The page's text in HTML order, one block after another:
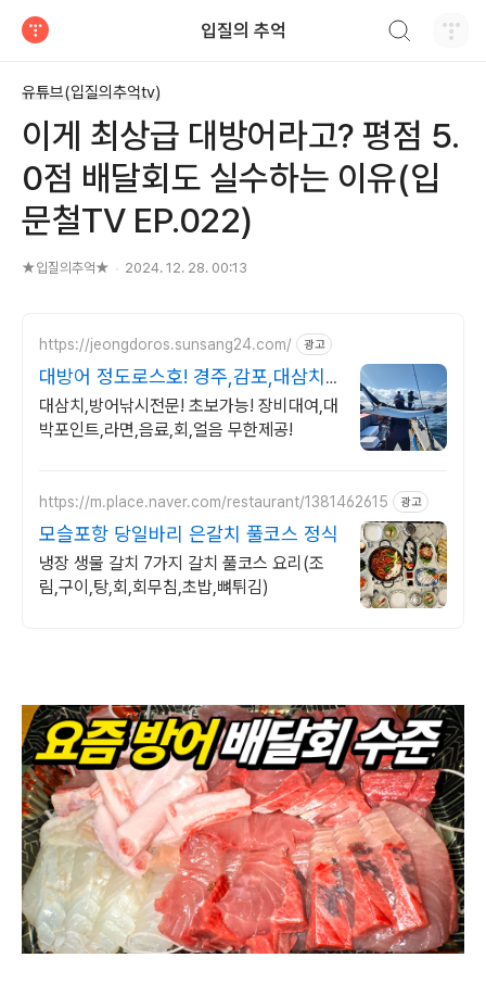
입질의 추억
유튜브(입질의추억tv)
이게 최상급 대방어라고? 평점 5.
0점 배달회도 실수하는 이유(입
문철TV EP.022)
★입질의추억★ 2024. 12. 28. 00:13
https://jeongdoros.sunsang24.com/ 광고
대방어 정도로스호! 경주,감포,대삼치
방어 넘버
대삼치,방어낚시전문! 초보가능! 장비대여,대
박포인트,라면,음료,회,얼음 무한제공!
https://m.place.naver.com/restaurant/1381462615 광고
모슬포항 당일바리 은갈치 풀코스 정식
냉장 생물 갈치 7가지 갈치 풀코스 요리(조
림,구이,탕,회,회무침,초밥,뼈튀김)